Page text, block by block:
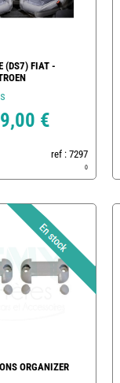
(DS7) FIAT -
€
ref : 7297
0
ORGANIZER